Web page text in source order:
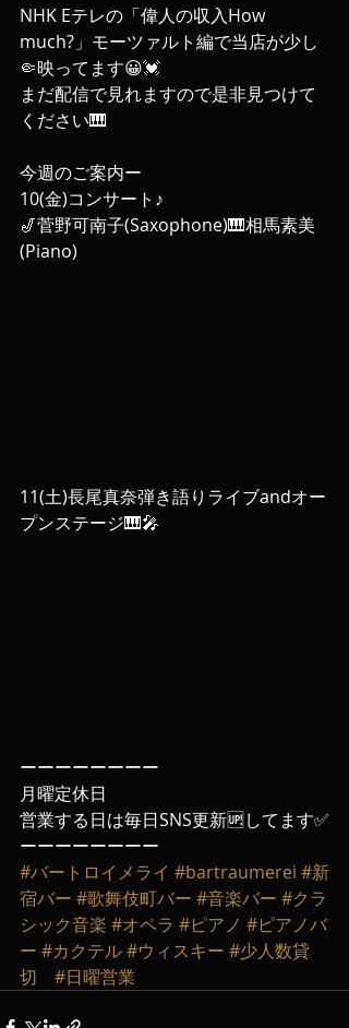
NHK Eテレの「偉人の収入How
much?」モーツァルト編で当店が少し
🤏映ってます😀💓
まだ配信で見れますので是非見つけて
ください🎹
今週のご案内ー
10(金)コンサート♪
🎷菅野可南子(Saxophone)🎹相馬素美
(Piano)
11(土)長尾真奈弾き語りライブandオー
プンステージ🎹🎤
ーーーーーーーー
月曜定休日
営業する日は毎日SNS更新🆙してます✅
ーーーーーーーー
#バートロイメライ #bartraumerei #新
宿バー #歌舞伎町バー #音楽バー #クラ
シック音楽 #オペラ #ピアノ #ピアノバ
ー #カクテル#ウィスキー #少人数貸
切
#日曜営業